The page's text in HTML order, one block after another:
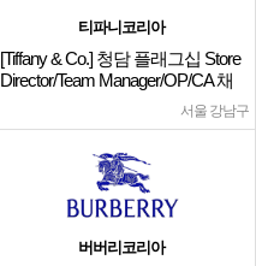
티파니코리아
[Tiffany & Co.] 청담 플래그십 Store
Director/Team Manager/OP/CA 채
서울 강남구
버버리코리아